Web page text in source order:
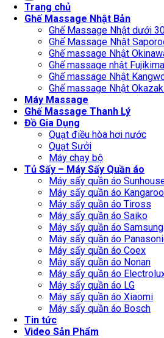
Trang chủ
Ghế Massage Nhật Bản
Ghế Massage Nhật dưới
Ghế Massage Nhật
Ghế massage Nhật
Ghế massage nhật Fujikima
Ghế massage Nhật
Ghế massage Nhật
Máy Massage
Ghế Massage Thanh Lý
Đồ Gia Dụng
Quạt điều hòa hơi nước
Quạt Sưởi
Máy chạy bộ
Tủ Sấy – Máy Sấy Quần áo
Máy sấy quần áo
Máy sấy quần áo Kangaroo
Máy sấy quần áo Tiross
Máy sấy quần áo Saiko
Máy sấy quần áo Samsung
Máy sấy quần áo
Máy sấy quần áo Coex
Máy sấy quần áo Nonan
Máy sấy quần áo
Máy sấy quần áo LG
Máy sấy quần áo Xiaomi
Máy sấy quần áo Bosch
Tin tức
Video Sản Phẩm